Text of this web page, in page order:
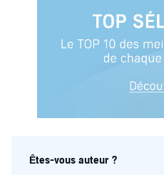
Êtes-vous auteur ?